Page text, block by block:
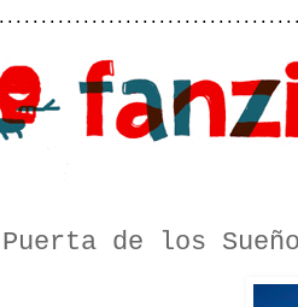
de los